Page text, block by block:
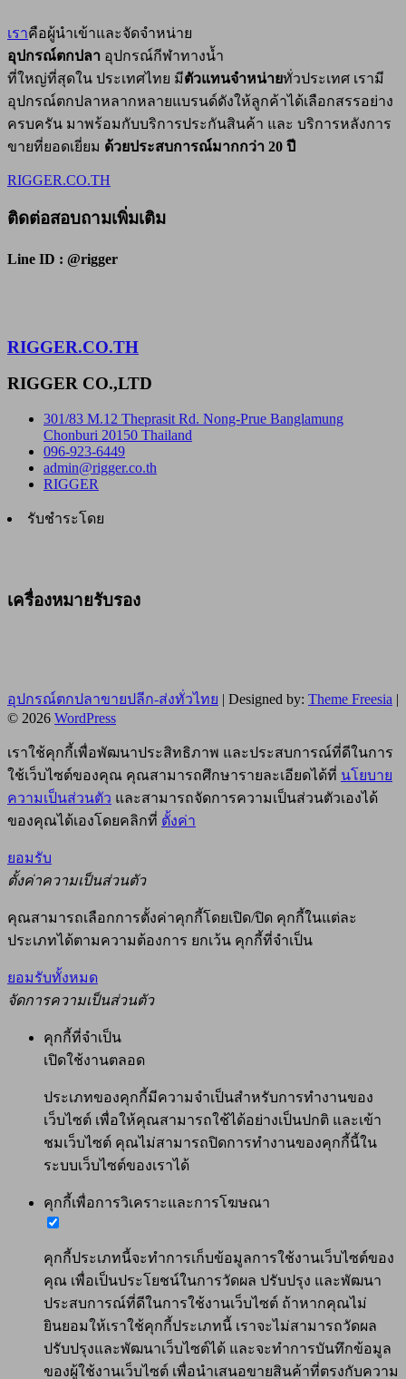
เราคือผู้นำเข้าและจัดจำหน่าย
อุปกรณ์ตกปลา อุปกรณ์กีฬาทางน้ำ
ที่ใหญ่ที่สุดใน ประเทศไทย มีตัวแทนจำหน่ายทั่วประเทศ เรามี
อุปกรณ์ตกปลาหลากหลายแบรนด์ดังให้ลูกค้าได้เลือกสรรอย่าง
ครบครัน มาพร้อมกับบริการประกันสินค้า และ บริการหลังการ
ขายที่ยอดเยี่ยม ด้วยประสบการณ์มากกว่า 20 ปี
RIGGER.CO.TH
ติดต่อสอบถามเพิ่มเติม
Line ID : @rigger
RIGGER.CO.TH
RIGGER CO.,LTD
301/83 M.12 Theprasit Rd. Nong-Prue Banglamung
Chonburi 20150 Thailand
096-923-6449
admin@rigger.co.th
RIGGER
รับชำระโดย
เครื่องหมายรับรอง
อุปกรณ์ตกปลาขายปลีก-ส่งทั่วไทย | Designed by: Theme Freesia |
© 2026 WordPress
เราใช้คุกกี้เพื่อพัฒนาประสิทธิภาพ และประสบการณ์ที่ดีในการ
ใช้เว็บไซต์ของคุณ คุณสามารถศึกษารายละเอียดได้ที่ นโยบาย
ความเป็นส่วนตัว และสามารถจัดการความเป็นส่วนตัวเองได้
ของคุณได้เองโดยคลิกที่ ตั้งค่า
ยอมรับ
ตั้งค่าความเป็นส่วนตัว
คุณสามารถเลือกการตั้งค่าคุกกี้โดยเปิด/ปิด คุกกี้ในแต่ละ
ประเภทได้ตามความต้องการ ยกเว้น คุกกี้ที่จำเป็น
ยอมรับทั้งหมด
จัดการความเป็นส่วนตัว
คุกกี้ที่จำเป็น
เปิดใช้งานตลอด
ประเภทของคุกกี้มีความจำเป็นสำหรับการทำงานของ
เว็บไซต์ เพื่อให้คุณสามารถใช้ได้อย่างเป็นปกติ และเข้า
ชมเว็บไซต์ คุณไม่สามารถปิดการทำงานของคุกกี้นี้ใน
ระบบเว็บไซต์ของเราได้
คุกกี้เพื่อการวิเคราะและการโฆษณา
คุกกี้ประเภทนี้จะทำการเก็บข้อมูลการใช้งานเว็บไซต์ของ
คุณ เพื่อเป็นประโยชน์ในการวัดผล ปรับปรุง และพัฒนา
ประสบการณ์ที่ดีในการใช้งานเว็บไซต์ ถ้าหากคุณไม่
ยินยอมให้เราใช้คุกกี้ประเภทนี้ เราจะไม่สามารถวัดผล
ปรับปรุงและพัฒนาเว็บไซต์ได้ และจะทำการบันทึกข้อมูล
ของผู้ใช้งานเว็บไซต์ เพื่อนำเสนอขายสินค้าที่ตรงกับความ